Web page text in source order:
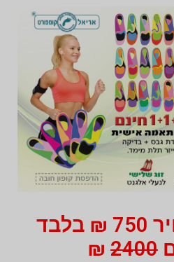
מדרסים מחיר 750 ₪ בלבד
2400
₪